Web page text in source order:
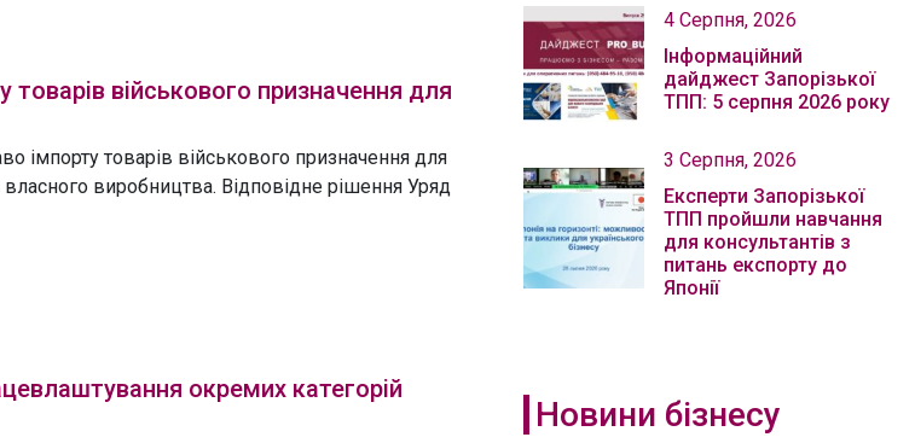
військового призначення для
імпорту товарів військового призначення для
виробництва. Відповідне рішення Уряд
окремих категорій
4 Серпня, 2026
Інформаційний
дайджест Запорізької
ТПП: 5 серпня 2026 року
3 Серпня, 2026
Експерти Запорізької
ТПП пройшли навчання
для консультантів з
питань експорту до
Японії
Новини бізнесу